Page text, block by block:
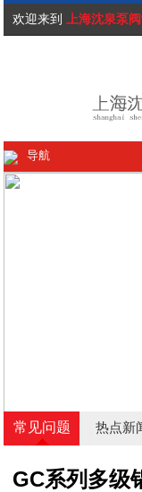
欢迎来到 上海沈泉泵
导航
常见问题 热点新
GC系列多级